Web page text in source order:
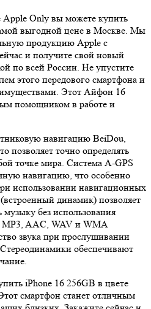
Only вы можете купить
выгодной цене в Москве. Мы
продукцию Apple с
и получите свой новый
по всей России. Не упустите
этого передового смартфона и
Этот Айфон 16
помощником в работе и
навигацию BeiDou,
точно определять
точке мира. Система A-GPS
навигацию, что особенно
использовании навигационных
динамик) позволяет
без использования
AAC, WAV и WMA
звука при прослушивании
обеспечивают
iPhone 16 256GB в цвете
смартфон станет отличным